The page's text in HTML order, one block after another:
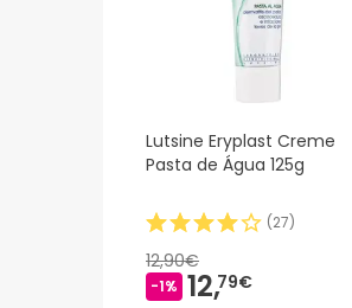
Lutsine Eryplast Creme
Pasta de Água 125g
(27)
12,90€
-1% 12,79€